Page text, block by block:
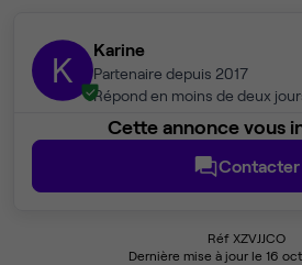
K Karine
Partenaire depuis 2017
Répond en moins de deux
Cette annonce vous
Contacter
Réf XZVJJCO
Dernière mise à jour le 16